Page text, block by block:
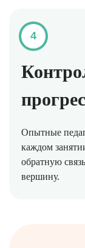
4
Опытные
каждом
обратную
вершину.